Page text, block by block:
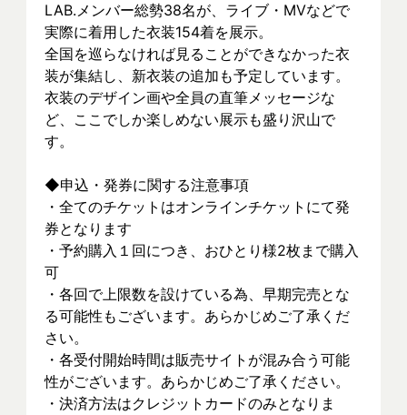
LAB.メンバー総勢38名が、ライブ・MVなどで
実際に着⽤した衣装154着を展示。
全国を巡らなければ見ることができなかった衣
装が集結し、新⾐装の追加も予定しています。
衣装のデザイン画や全員の直筆メッセージな
ど、ここでしか楽しめない展示も盛り沢山で
す。
◆申込・発券に関する注意事項
・全てのチケットはオンラインチケットにて発
券となります
・予約購入１回につき、おひとり様2枚まで購入
可
・各回で上限数を設けている為、早期完売とな
る可能性もございます。あらかじめご了承くだ
さい。
・各受付開始時間は販売サイトが混み合う可能
性がございます。あらかじめご了承ください。
・決済方法はクレジットカードのみとなりま